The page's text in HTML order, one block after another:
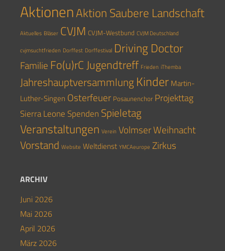
AktionenAktion Saubere Landschaft
Aktuelles Bläser CVJM CVJM-Westbund CVJM Deutschland
cvjmsuchtfrieden Dorffest Dorffestival Driving Doctor
Familie Fo(u)rC Jugendtreff Frieden iThemba
JahreshauptversammlungKinder Martin-
Luther-Singen Osterfeuer Posaunenchor Projekttag
Sierra Leone Spenden Spieletag
Veranstaltungen Verein Volmser Weihnacht
Vorstand Website Weltdienst YMCAeurope Zirkus
ARCHIV
Juni 2026
Mai 2026
April 2026
März 2026